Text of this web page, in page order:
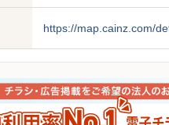
https://map.cainz.com/